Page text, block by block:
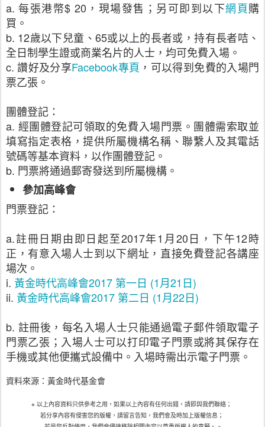
a. 每張港幣$ 20，現場發售；另可即到以下網頁購
買。
b. 12歲以下兒童、65或以上的長者或，持有長者咭、
全日制學生證或商業名片的人士，均可免費入場。
c. 讚好及分享Facebook專頁 ，可以得到免費的入場門
票乙張。
團體登記：
a. 經團體登記可領取的免費入場門票。團體需索取並
填寫指定表格，提供所屬機構名稱、聯繫人及其電話
號碼等基本資料，以作團體登記。
b. 門票將通過郵寄發送到所屬機構。
參加高峰會
門票登記：
a.註冊日期由即日起至2017年1月20日，下午12時
正，有意入場人士到以下網址，直接免費登記各講座
場次。
i. 黃金時代高峰會2017 第一日 (1月21日)
ii. 黃金時代高峰會2017 第二日 (1月22日)
b. 註冊後，每名入場人士只能通過電子郵件領取電子
門票乙張；入場人士可以打印電子門票或將其保存在
手機或其他便攜式設備中。入場時需出示電子門票。
資料來源：黃金時代基金會
※ 以上內容資料只供參考之用，如果以上內容有任何出錯，請即與我們聯絡；
若分享內容有侵害您的版權，請留言告知，我們會及時加上版權信息；